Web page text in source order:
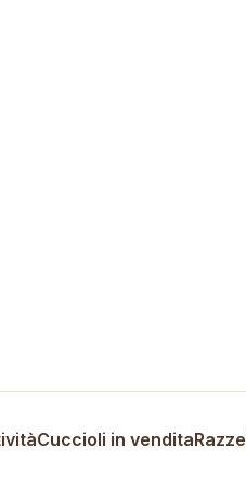
Cuccioli in venditaRazze